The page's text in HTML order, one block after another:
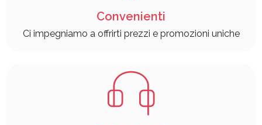
Convenienti
Ci impegniamo a offrirti prezzi e promozioni uniche